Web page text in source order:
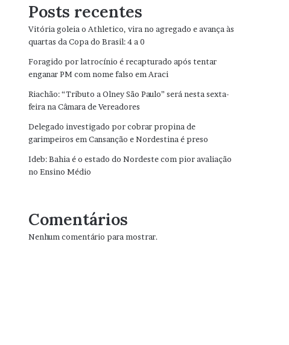
Posts recentes
Vitória goleia o Athletico, vira no agregado e avança às
quartas da Copa do Brasil: 4 a 0
Foragido por latrocínio é recapturado após tentar
enganar PM com nome falso em Araci
Riachão: “Tributo a Olney São Paulo” será nesta sexta-
feira na Câmara de Vereadores
Delegado investigado por cobrar propina de
garimpeiros em Cansanção e Nordestina é preso
Ideb: Bahia é o estado do Nordeste com pior avaliação
no Ensino Médio
Comentários
Nenhum comentário para mostrar.